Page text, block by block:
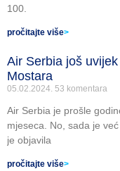
100.
pročitajte više>
Air Serbia još
Mostara
05.02.2024. 53 komentara
Air Serbia je prošle
mjeseca. No, sada je
je objavila
pročitajte više>